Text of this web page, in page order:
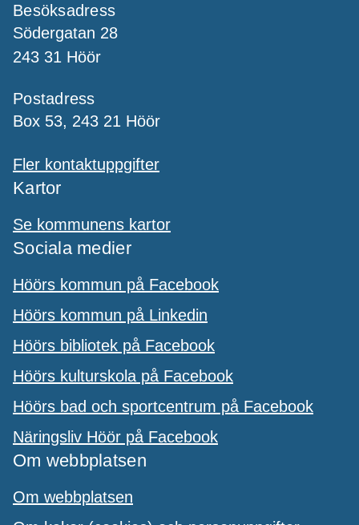
Besöksadress
Södergatan 28
243 31 Höör
Postadress
Box 53, 243 21 Höör
Fler kontaktuppgifter
Kartor
Se kommunens kartor
Sociala medier
Höörs kommun på Facebook
Höörs kommun på Linkedin
Höörs bibliotek på Facebook
Höörs kulturskola på Facebook
Höörs bad och sportcentrum på Facebook
Näringsliv Höör på Facebook
Om webbplatsen
Om webbplatsen